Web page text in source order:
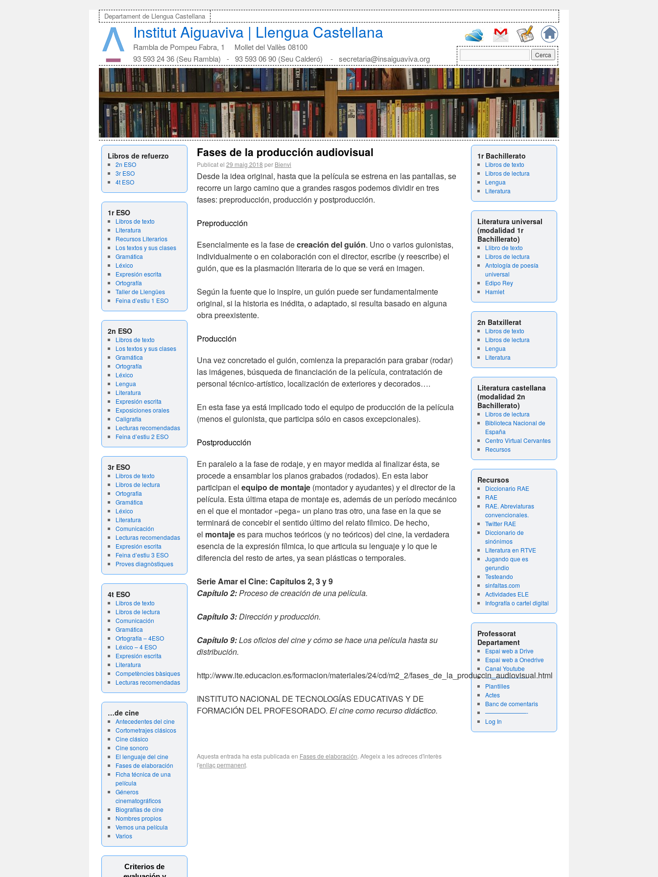
Departament de Llengua Castellana
Institut Aiguaviva | Llengua Castellana
Rambla de Pompeu Fabra, 1 Mollet del Vallès 08100
93 593 24 36 (Seu Rambla) - 93 593 06 90 (Seu Calderó) - secretaria@insaiguaviva.org
Libros de refuerzo
2n ESO
3r ESO
4t ESO
1r ESO
Libros de texto
Literatura
Recursos Literarios
Los textos y sus clases
Gramática
Léxico
Expresión escrita
Ortografía
Taller de Llengües
Feina d’estiu 1 ESO
2n ESO
Libros de texto
Los textos y sus clases
Gramática
Ortografía
Léxico
Lengua
Literatura
Expresión escrita
Exposiciones orales
Caligrafía
Lecturas recomendadas
Feina d’estiu 2 ESO
3r ESO
Libros de texto
Libros de lectura
Ortografia
Gramática
Léxico
Literatura
Comunicación
Lecturas recomendadas
Expresión escrita
Feina d’estiu 3 ESO
Proves diagnòstiques
4t ESO
Libros de texto
Libros de lectura
Comunicación
Gramática
Ortografía – 4ESO
Léxico – 4 ESO
Expresión escrita
Literatura
Competències bàsiques
Lecturas recomendadas
…de cine
Antecedentes del cine
Cortometrajes clásicos
Cine clásico
Cine sonoro
El lenguaje del cine
Fases de elaboración
Ficha técnica de una
película
Géneros
cinematográficos
Biografías de cine
Nombres propios
Vemos una película
Varios
Criterios de
1r Bachillerato
Libros de texto
Libros de lectura
Lengua
Literatura
Literatura universal
(modalidad 1r
Bachillerato)
Llibro de texto
Libros de lectura
Antología de poesía
universal
Edipo Rey
Hamlet
2n Batxillerat
Libros de texto
Libros de lectura
Lengua
Literatura
Literatura castellana
(modalidad 2n
Bachillerato)
Libros de lectura
Biblioteca Nacional de
España
Centro Virtual Cervantes
Recursos
Recursos
Diccionario RAE
RAE
RAE. Abreviaturas
convencionales.
Twitter RAE
Diccionario de
sinónimos
Literatura en RTVE
Jugando que es
gerundio
Testeando
sinfaltas.com
Actividades ELE
Infografía o cartel digital
Professorat
Departament
Espai web a Drive
Espai web a Onedrive
Canal Youtube
———————-
Plantilles
Actes
Banc de comentaris
———————-
Log In
Fases de la producción audiovisual
Publicat el 29 maig 2018 per Bienvi
Desde la idea original, hasta que la película se estrena en las pantallas, se
recorre un largo camino que a grandes rasgos podemos dividir en tres
fases: preproducción, producción y postproducción.
Preproducción
Esencialmente es la fase decreación del guión. Uno o varios guionistas,
individualmente o en colaboración con el director, escribe (y reescribe) el
guión, que es la plasmación literaria de lo que se verá en imagen.
Según la fuente que lo inspire, un guión puede ser fundamentalmente
original, si la historia es inédita, o adaptado, si resulta basado en alguna
obra preexistente.
Producción
Una vez concretado el guión, comienza la preparación para grabar (rodar)
las imágenes, búsqueda de financiación de la película, contratación de
personal técnico-artístico, localización de exteriores y decorados….
En esta fase ya está implicado todo el equipo de producción de la película
(menos el guionista, que participa sólo en casos excepcionales).
Postproducción
En paralelo a la fase de rodaje, y en mayor medida al finalizar ésta, se
procede a ensamblar los planos grabados (rodados). En esta labor
participan el equipo de montaje (montador y ayudantes) y el director de la
película. Esta última etapa de montaje es, además de un período mecánico
en el que el montador «pega» un plano tras otro, una fase en la que se
terminará de concebir el sentido último del relato fílmico. De hecho,
el montajees para muchos teóricos (y no teóricos) del cine, la verdadera
esencia de la expresión fílmica, lo que articula su lenguaje y lo que le
diferencia del resto de artes, ya sean plásticas o temporales.
Serie Amar el Cine: Capítulos 2, 3 y 9
Capítulo 2:Proceso de creación de una película.
Capítulo 3:Dirección y producción.
Capítulo 9:Los oficios del cine y cómo se hace una película hasta su
distribución.
http://www.ite.educacion.es/formacion/materiales/24/cd/m2_2/fases_de_la_produccin_audiovisual.html
INSTITUTO NACIONAL DE TECNOLOGÍAS EDUCATIVAS Y DE
FORMACIÓN DEL PROFESORADO. El cine como recurso didáctico.
Aquesta entrada ha esta publicada en Fases de elaboración. Afegeix a les adreces d'interès
l'enllaç permanent.